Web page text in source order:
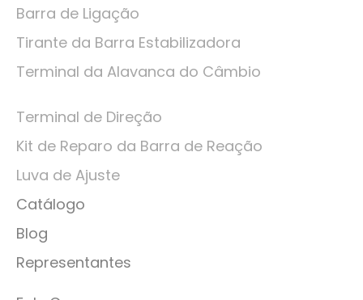
Barra de Ligação
Tirante da Barra Estabilizadora
Terminal da Alavanca do Câmbio
Terminal de Direção
Kit de Reparo da Barra de Reação
Luva de Ajuste
Catálogo
Blog
Representantes